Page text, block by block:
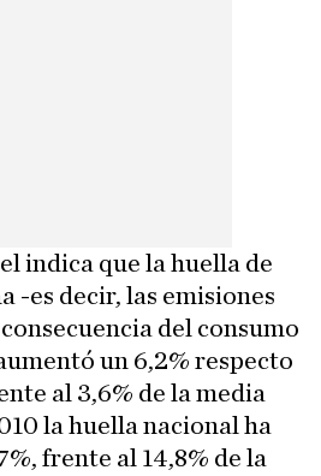
indica que la huella de
-es decir, las emisiones
del consumo
un 6,2% respecto
al 3,6% de la media
la huella nacional ha
frente al 14,8% de la